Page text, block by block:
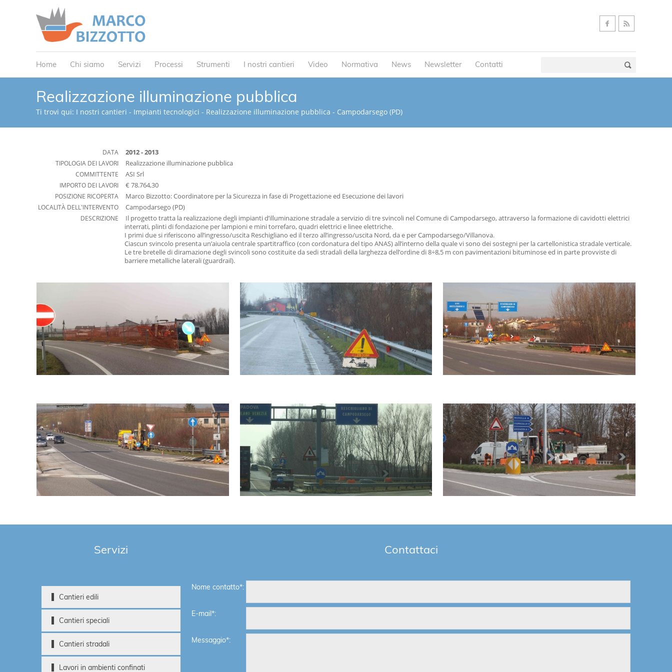
Home Chi siamo Servizi Processi Strumenti I nostri cantieri Video Normativa News Newsletter Contatti
Realizzazione illuminazione pubblica
Ti trovi qui: I nostri cantieri - Impianti tecnologici - Realizzazione illuminazione pubblica - Campodarsego (PD)
DATA
2012 - 2013
TIPOLOGIA DEI LAVORI
Realizzazione illuminazione pubblica
COMMITTENTE
ASI Srl
IMPORTO DEI LAVORI
€ 78.764,30
POSIZIONE RICOPERTA
Marco Bizzotto: Coordinatore per la Sicurezza in fase di Progettazione ed Esecuzione dei lavori
LOCALITÀ DELL'INTERVENTO
Campodarsego (PD)
DESCRIZIONE
Il progetto tratta la realizzazione degli impianti d’illuminazione stradale a servizio di tre svincoli nel Comune di Campodarsego, attraverso la formazione di cavidotti elettrici
interrati, plinti di fondazione per lampioni e mini torrefaro, quadri elettrici e linee elettriche.
I primi due si riferiscono all’ingresso/uscita Reschigliano ed il terzo all’ingresso/uscita Nord, da e per Campodarsego/Villanova.
Ciascun svincolo presenta un’aiuola centrale spartitraffico (con cordonatura del tipo ANAS) all’interno della quale vi sono dei sostegni per la cartellonistica stradale verticale.
Le tre bretelle di diramazione degli svincoli sono costituite da sedi stradali della larghezza dell’ordine di 8÷8,5 m con pavimentazioni bituminose ed in parte provviste di
barriere metalliche laterali (guardrail).
Contattaci
Nome contatto*:
E-mail*:
Messaggio*:
Servizi
Cantieri edili
Cantieri speciali
Cantieri stradali
Lavori in ambienti confinati